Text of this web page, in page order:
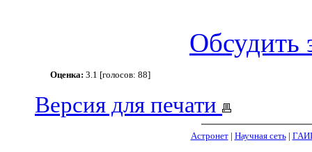
Обсудить
Оценка: 3.1 [голосов: 88]
Версия для печати
Астронет| Научная сеть|